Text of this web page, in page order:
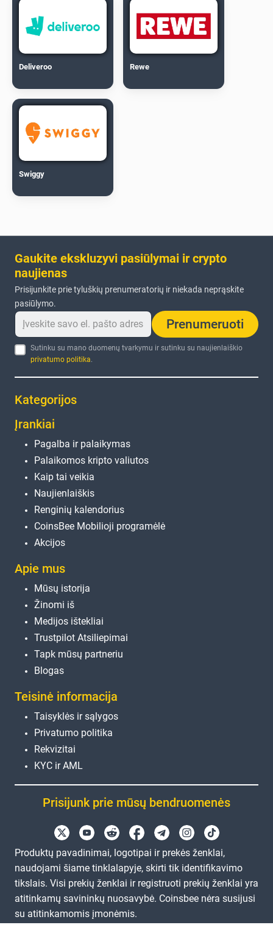
Deliveroo Rewe
Swiggy
Gaukite ekskluzyvi pasiūlymai ir crypto
naujienas
Prisijunkite prie tyluškių prenumeratorių ir niekada neprąskite
pasiūlymo.
Prenumeruoti
Sutinku su mano duomenų tvarkymu ir sutinku su naujienlaiškio
privatumo politika.
Kategorijos
Įrankiai
Pagalba ir palaikymas
Palaikomos kripto valiutos
Kaip tai veikia
Naujienlaiškis
Renginių kalendorius
CoinsBee Mobilioji programėlė
Akcijos
Apie mus
Mūsų istorija
Žinomi iš
Medijos ištekliai
Trustpilot Atsiliepimai
Tapk mūsų partneriu
Blogas
Teisinė informacija
Taisyklės ir sąlygos
Privatumo politika
Rekvizitai
KYC ir AML
Prisijunk prie mūsų bendruomenės
Produktų pavadinimai, logotipai ir prekės ženklai,
naudojami šiame tinklalapyje, skirti tik identifikavimo
tikslais. Visi prekių ženklai ir registruoti prekių ženklai yra
atitinkamų savininkų nuosavybė. Coinsbee nėra susijusi
su atitinkamomis įmonėmis.